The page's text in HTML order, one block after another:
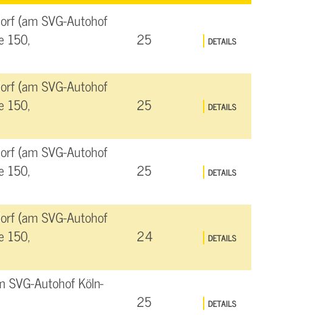
(am SVG-Autohof
150,
25 DETAILS
(am SVG-Autohof
150,
25 DETAILS
(am SVG-Autohof
150,
25 DETAILS
(am SVG-Autohof
150,
24 DETAILS
SVG-Autohof Köln-
25 DETAILS